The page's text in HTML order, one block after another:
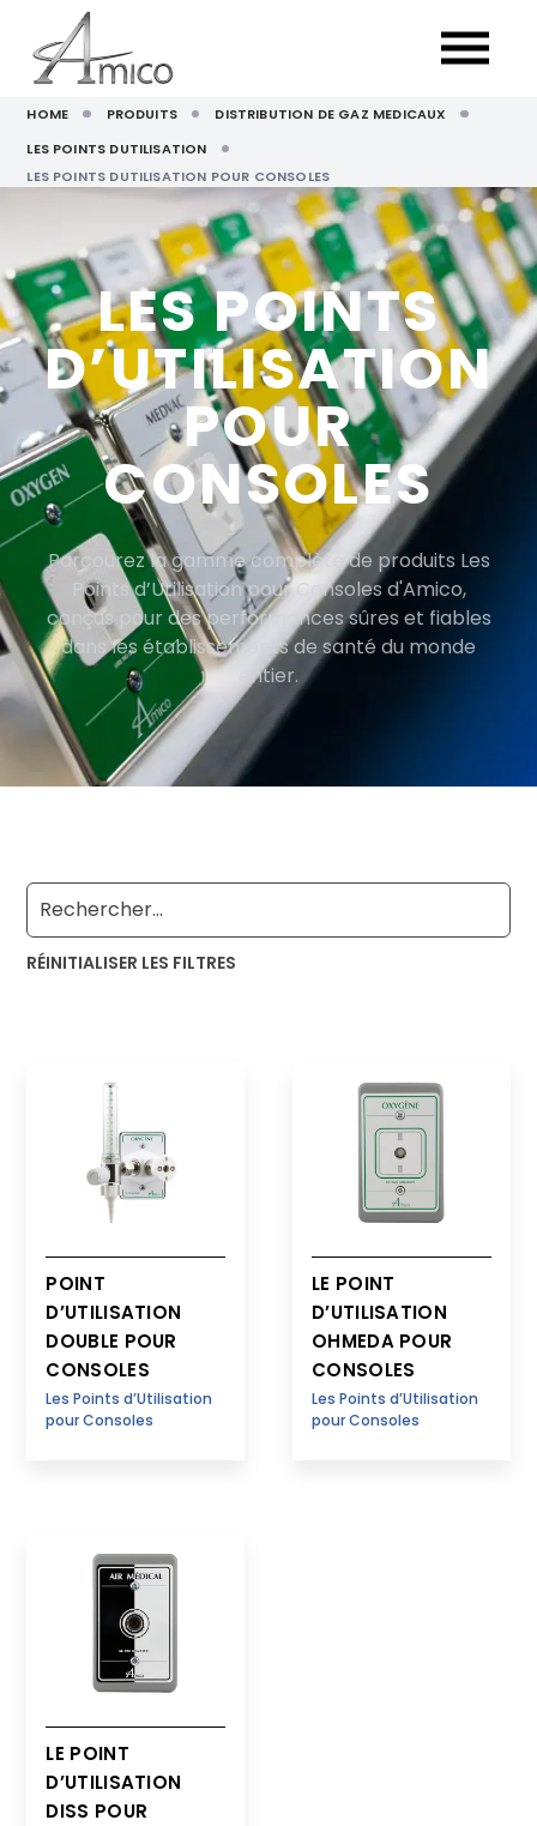
HOME PRODUITS
DISTRIBUTION DE GAZ MEDICAUX
LES POINTS DUTILISATION
LES POINTS DUTILISATION POUR CONSOLES
LES POINTS
D’UTILISATION
POUR
CONSOLES
Parcourez la gamme complète de produits Les
Points d’Utilisation pour Consoles d'Amico,
conçus pour des performances sûres et fiables
dans les établissements de santé du monde
entier.
RÉINITIALISER LES FILTRES
POINT
D’UTILISATION
DOUBLE POUR
CONSOLES
Les Points d’Utilisation
pour Consoles
LE POINT
D’UTILISATION
OHMEDA POUR
CONSOLES
Les Points d’Utilisation
pour Consoles
LE POINT
D’UTILISATION
DISS POUR